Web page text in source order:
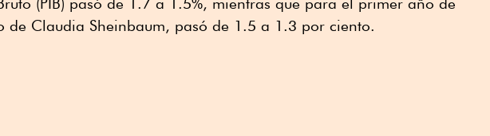
de Claudia Sheinbaum, pasó de 1.5 a 1.3 por ciento.